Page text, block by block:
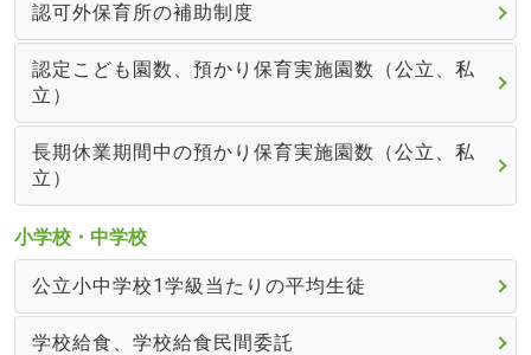
認可外保育所の補助制度
認定こども園数、預かり保育実施園数（公立、私
立）
長期休業期間中の預かり保育実施園数（公立、私
立）
小学校・中学校
公立小中学校1学級当たりの平均生徒
学校給食、学校給食民間委託